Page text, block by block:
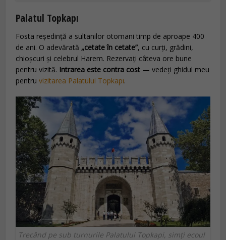
Palatul Topkapı
Fosta reședință a sultanilor otomani timp de aproape 400
de ani. O adevărată „cetate în cetate”, cu curți, grădini,
chioșcuri și celebrul Harem. Rezervați câteva ore bune
pentru vizită. Intrarea este contra cost — vedeți ghidul meu
pentruvizitarea Palatului Topkapı.
Trecând pe sub turnurile Palatului Topkapi, simți ecoul